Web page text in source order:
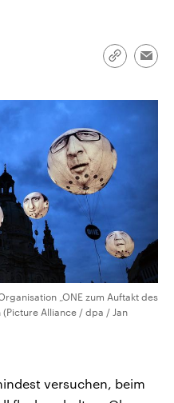
Link
„ONE zum Auftakt des
Alliance / dpa / Jan
versuchen, beim